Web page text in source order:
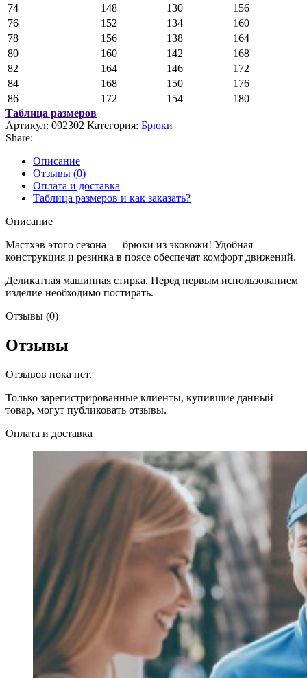
74
148 130
156
76
152 134
160
78
156 138
164
80
160 142
168
82
164 146
172
84
168 150
176
86
172 154
180
Таблица размеров
Артикул: 092302 Категория: Брюки
Share:
Описание
Отзывы (0)
Оплата и доставка
Таблица размеров и как заказать?
Описание
Мастхэв этого сезона — брюки из экокожи! Удобная
конструкция и резинка в поясе обеспечат комфорт движений.
Деликатная машинная стирка. Перед первым использованием
изделие необходимо постирать.
Отзывы (0)
Отзывы
Отзывов пока нет.
Только зарегистрированные клиенты, купившие данный
товар, могут публиковать отзывы.
Оплата и доставка